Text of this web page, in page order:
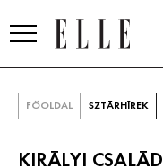
FŐOLDAL SZTÁRHÍREK
KIRÁLYI CSALÁD